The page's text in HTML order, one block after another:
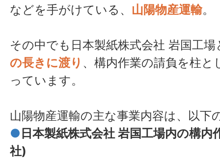
などを手がけている、 山陽物産運輸。
その中でも日本製紙株式会社 岩国工場
の長きに渡り 、構内作業の請負を柱と
っています。
山陽物産運輸の主な事業内容は、以下
● 日本製紙株式会社 岩国工場内の構内
社)